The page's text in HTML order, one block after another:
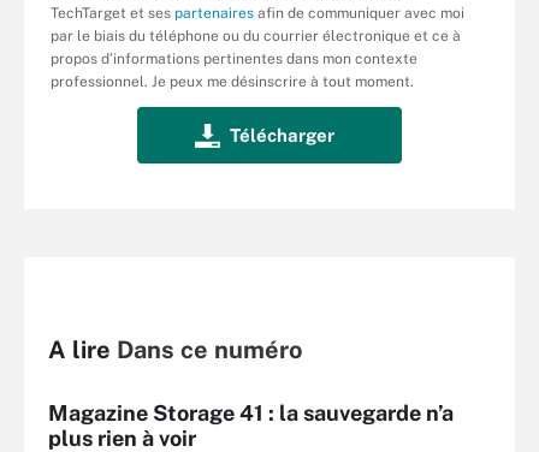
TechTarget et ses partenaires afin de communiquer avec moi
par le biais du téléphone ou du courrier électronique et ce à
propos d’informations pertinentes dans mon contexte
professionnel. Je peux me désinscrire à tout moment.
A lire Dans ce numéro
Magazine Storage 41 : la sauvegarde n’a
plus rien à voir